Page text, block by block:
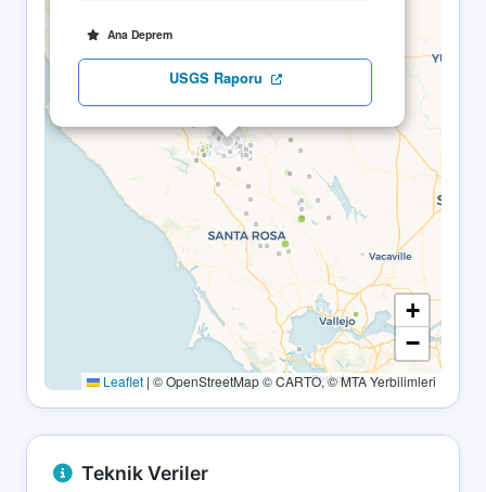
Ana Deprem
USGS Raporu
+
−
Leaflet | © OpenStreetMap © CARTO, © MTA Yerbilimleri
Teknik Veriler